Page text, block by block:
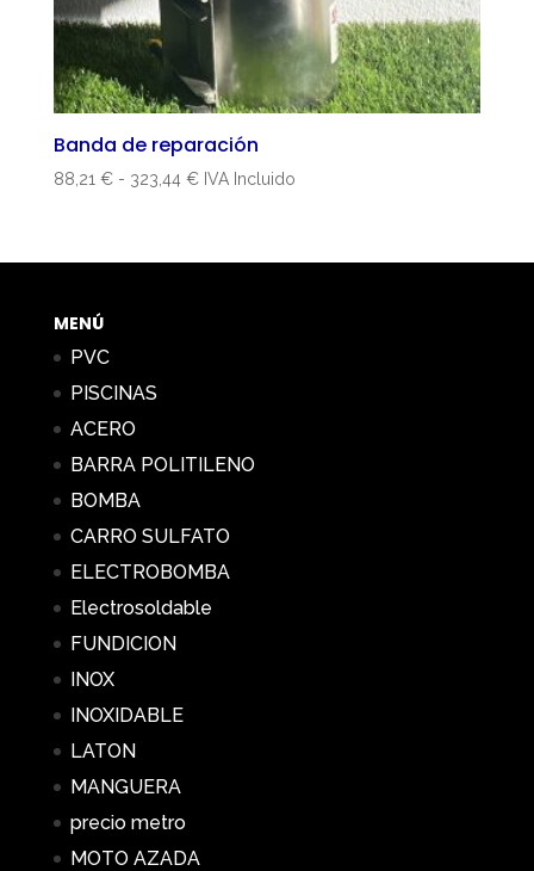
Banda de reparación
88,21 € - 323,44 €Rango
desde
IVA Incluido
MENÚ
PVC
PISCINAS
ACERO
BARRA POLITILENO
BOMBA
CARRO SULFATO
ELECTROBOMBA
Electrosoldable
FUNDICION
INOX
INOXIDABLE
LATON
MANGUERA
precio metro
MOTO AZADA